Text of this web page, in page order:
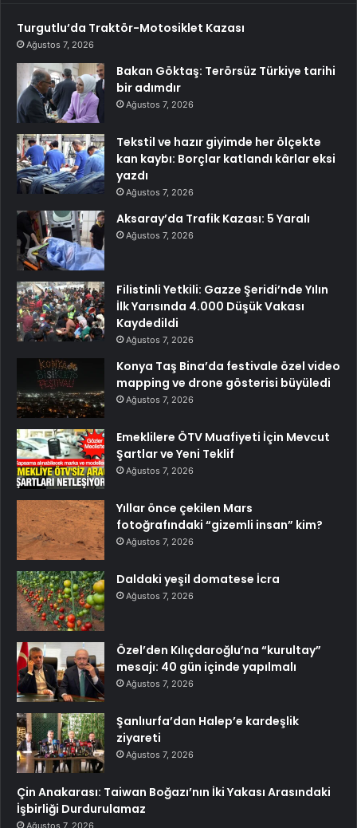
Turgutlu’da Traktör-Motosiklet Kazası
Ağustos 7, 2026
Bakan Göktaş: Terörsüz Türkiye tarihi
bir adımdır
Ağustos 7, 2026
Tekstil ve hazır giyimde her ölçekte
kan kaybı: Borçlar katlandı kârlar eksi
yazdı
Ağustos 7, 2026
Aksaray’da Trafik Kazası: 5 Yaralı
Ağustos 7, 2026
Filistinli Yetkili: Gazze Şeridi’nde Yılın
İlk Yarısında 4.000 Düşük Vakası
Kaydedildi
Ağustos 7, 2026
Konya Taş Bina’da festivale özel video
mapping ve drone gösterisi büyüledi
Ağustos 7, 2026
Emeklilere ÖTV Muafiyeti İçin Mevcut
Şartlar ve Yeni Teklif
Ağustos 7, 2026
Yıllar önce çekilen Mars
fotoğrafındaki “gizemli insan” kim?
Ağustos 7, 2026
Daldaki yeşil domatese İcra
Ağustos 7, 2026
Özel’den Kılıçdaroğlu’na “kurultay”
mesajı: 40 gün içinde yapılmalı
Ağustos 7, 2026
Şanlıurfa’dan Halep’e kardeşlik
ziyareti
Ağustos 7, 2026
Çin Anakarası: Taiwan Boğazı’nın İki Yakası Arasındaki
İşbirliği Durdurulamaz
Ağustos 7, 2026